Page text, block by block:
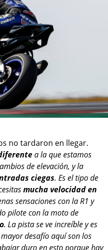
no tardaron en llegar.
a la que estamos
de elevación, y la
ciegas. Es el tipo de
mucha velocidad en
sensaciones con la R1 y
pilote con la moto de
. La pista se ve increíble y es
desafío aquí son los
duro en esto porque hay